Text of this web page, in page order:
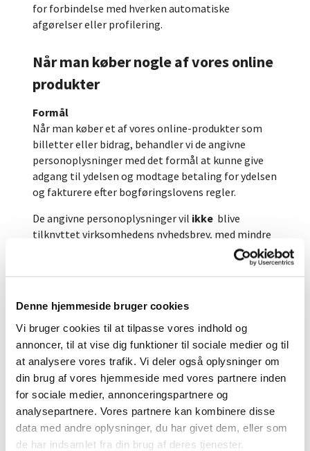
Denne hjemmeside bruger cookies
Vi bruger cookies til at tilpasse vores indhold og
annoncer, til at vise dig funktioner til sociale medier og til
at analysere vores trafik. Vi deler også oplysninger om
din brug af vores hjemmeside med vores partnere inden
for sociale medier, annonceringspartnere og
analysepartnere. Vores partnere kan kombinere disse
data med andre oplysninger, du har givet dem, eller som
de har indsamlet fra din brug af deres tjenester.
for forbindelse med hverken automatiske
afgørelser eller profilering.
Når man køber nogle af vores online
produkter
Formål
Når man køber et af vores online-produkter som
billetter eller bidrag, behandler vi de angivne
personoplysninger med det formål at kunne give
adgang til ydelsen og modtage betaling for ydelsen
og fakturere efter bogføringslovens regler.
De angivne personoplysninger vil ikke blive
tilknyttet virksomhedens nyhedsbrev, med mindre
forbindelse med købet. E-mailadressen vil kun blive
brugt efter markedsføringslovens regler herom.
Retsgrundlaget for vores behandling af
personoplysninger
Behandlingen af personoplysninger er baseret på
at kunne overholde en aftale om købet.
Kategorier af personoplysninger og deres kilde
Der indsamles kontaktoplysninger i form af navn,
telefonnumer og e-mail. Der indsamles alene
personoplysninger, som den besøgende selv
afgiver.